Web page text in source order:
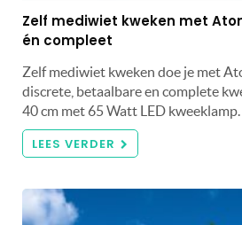
Zelf mediwiet kweken met
én compleet
Zelf mediwiet kweken doe je met
discrete, betaalbare en complete
40 cm met 65 Watt LED kweeklamp.
LEES VERDER